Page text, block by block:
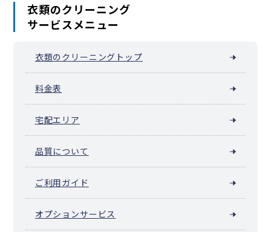
衣類のクリーニング
サービスメニュー
衣類のクリーニングトップ
料金表
宅配エリア
品質について
ご利用ガイド
オプションサービス